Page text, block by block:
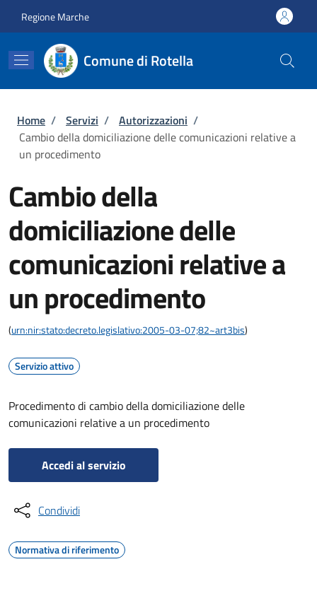
Regione Marche
Comune di Rotella
Briciole di pane
Home / Servizi / Autorizzazioni /
Cambio della domiciliazione delle comunicazioni relative a
un procedimento
Cambio della
domiciliazione delle
comunicazioni relative a
un procedimento
(urn:nir:stato:decreto.legislativo:2005-03-07;82~art3bis)
Servizio attivo
Procedimento di cambio della domiciliazione delle
comunicazioni relative a un procedimento
Accedi al servizio
Condividi
Normativa di riferimento